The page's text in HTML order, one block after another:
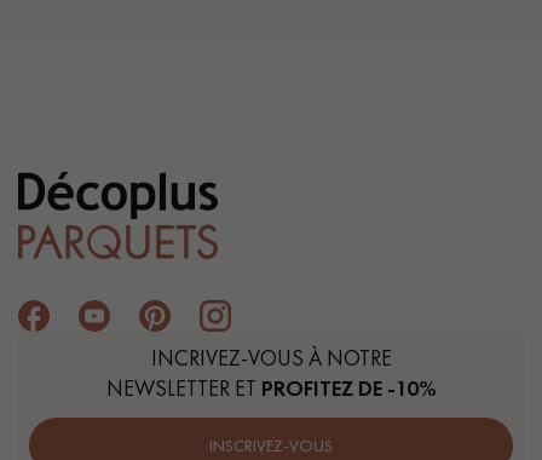
INCRIVEZ-VOUS À NOTRE
NEWSLETTER ET PROFITEZ DE -10%
INSCRIVEZ-VOUS